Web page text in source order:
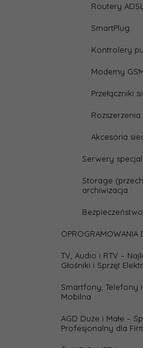
Routery ADSL
SmartPlug
Kontrolery
Modemy
Przełączniki
Akcesoria
Serwery
Storage
archiwizacja
OPROGRAMOWANIA
TV, Audio i RTV –
Głośniki i Sprzęt
Smartfony, Telefony i
Mobilna
AGD Duże i Małe –
Profesjonalny dla